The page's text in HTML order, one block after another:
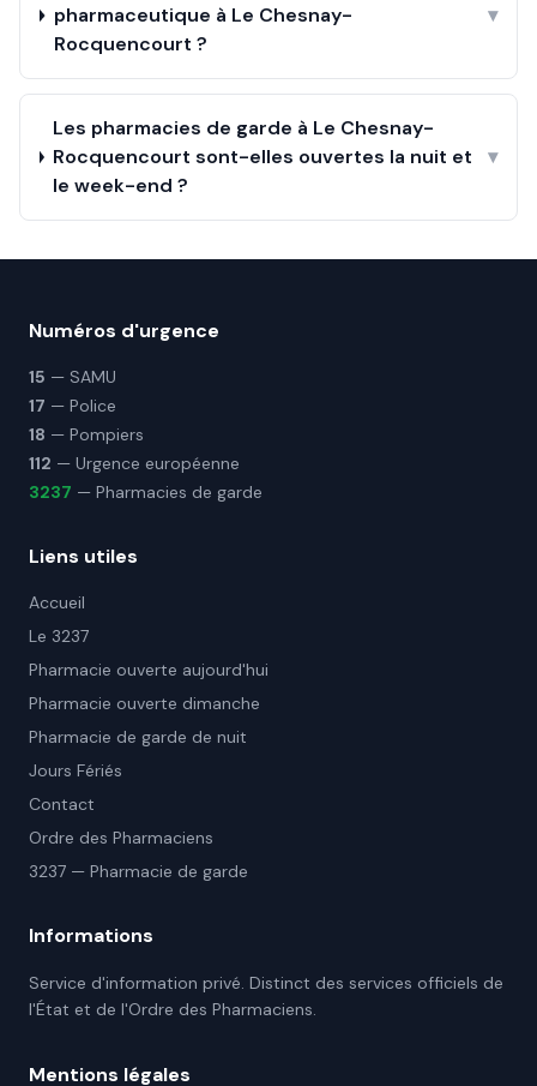
pharmaceutique à Le Chesnay-
Rocquencourt ?
▾
Les pharmacies de garde à Le Chesnay-
Rocquencourt sont-elles ouvertes la nuit et
le week-end ?
▾
Numéros d'urgence
15 — SAMU
17 — Police
18 — Pompiers
112 — Urgence européenne
3237 — Pharmacies de garde
Liens utiles
Accueil
Le 3237
Pharmacie ouverte aujourd'hui
Pharmacie ouverte dimanche
Pharmacie de garde de nuit
Jours Fériés
Contact
Ordre des Pharmaciens
3237 — Pharmacie de garde
Informations
Service d'information privé. Distinct des services officiels de
l'État et de l'Ordre des Pharmaciens.
Mentions légales